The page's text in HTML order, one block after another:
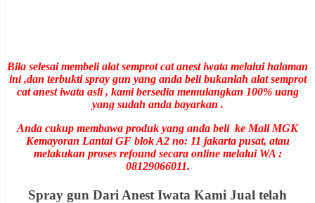
Bila selesai membeli alat semprot cat anest iwata melalui halaman
ini ,dan terbukti spray gun yang anda beli bukanlah alat semprot
cat anest iwata asli , kami bersedia memulangkan 100% uang
yang sudah anda bayarkan .
Anda cukup membawa produk yang anda beli ke Mall MGK
Kemayoran Lantai GF blok A2 no: 11 jakarta pusat, atau
melakukan proses refound secara online melalui WA :
08129066011.
Spray gun Dari Anest Iwata Kami Jual telah